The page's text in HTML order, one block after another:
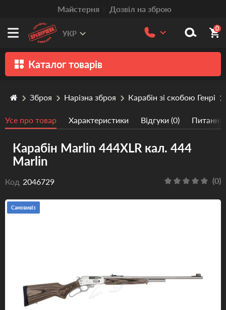
Mайстерня Дозвіл на зброю
УКР
0
Каталог товарів
Травматична зброя
Пістолети та револьвери
Оптика
Тюнінг
Аксесуари
Подарункові Сертифікати
Зброя Нарізна зброя Карабін зі скобою Генрі
Усе про товар Характеристики Відгуки (0)
Карабін Marlin 444XLR кал. 444
Marlin
Код 2046729 (0)
Самовивіз